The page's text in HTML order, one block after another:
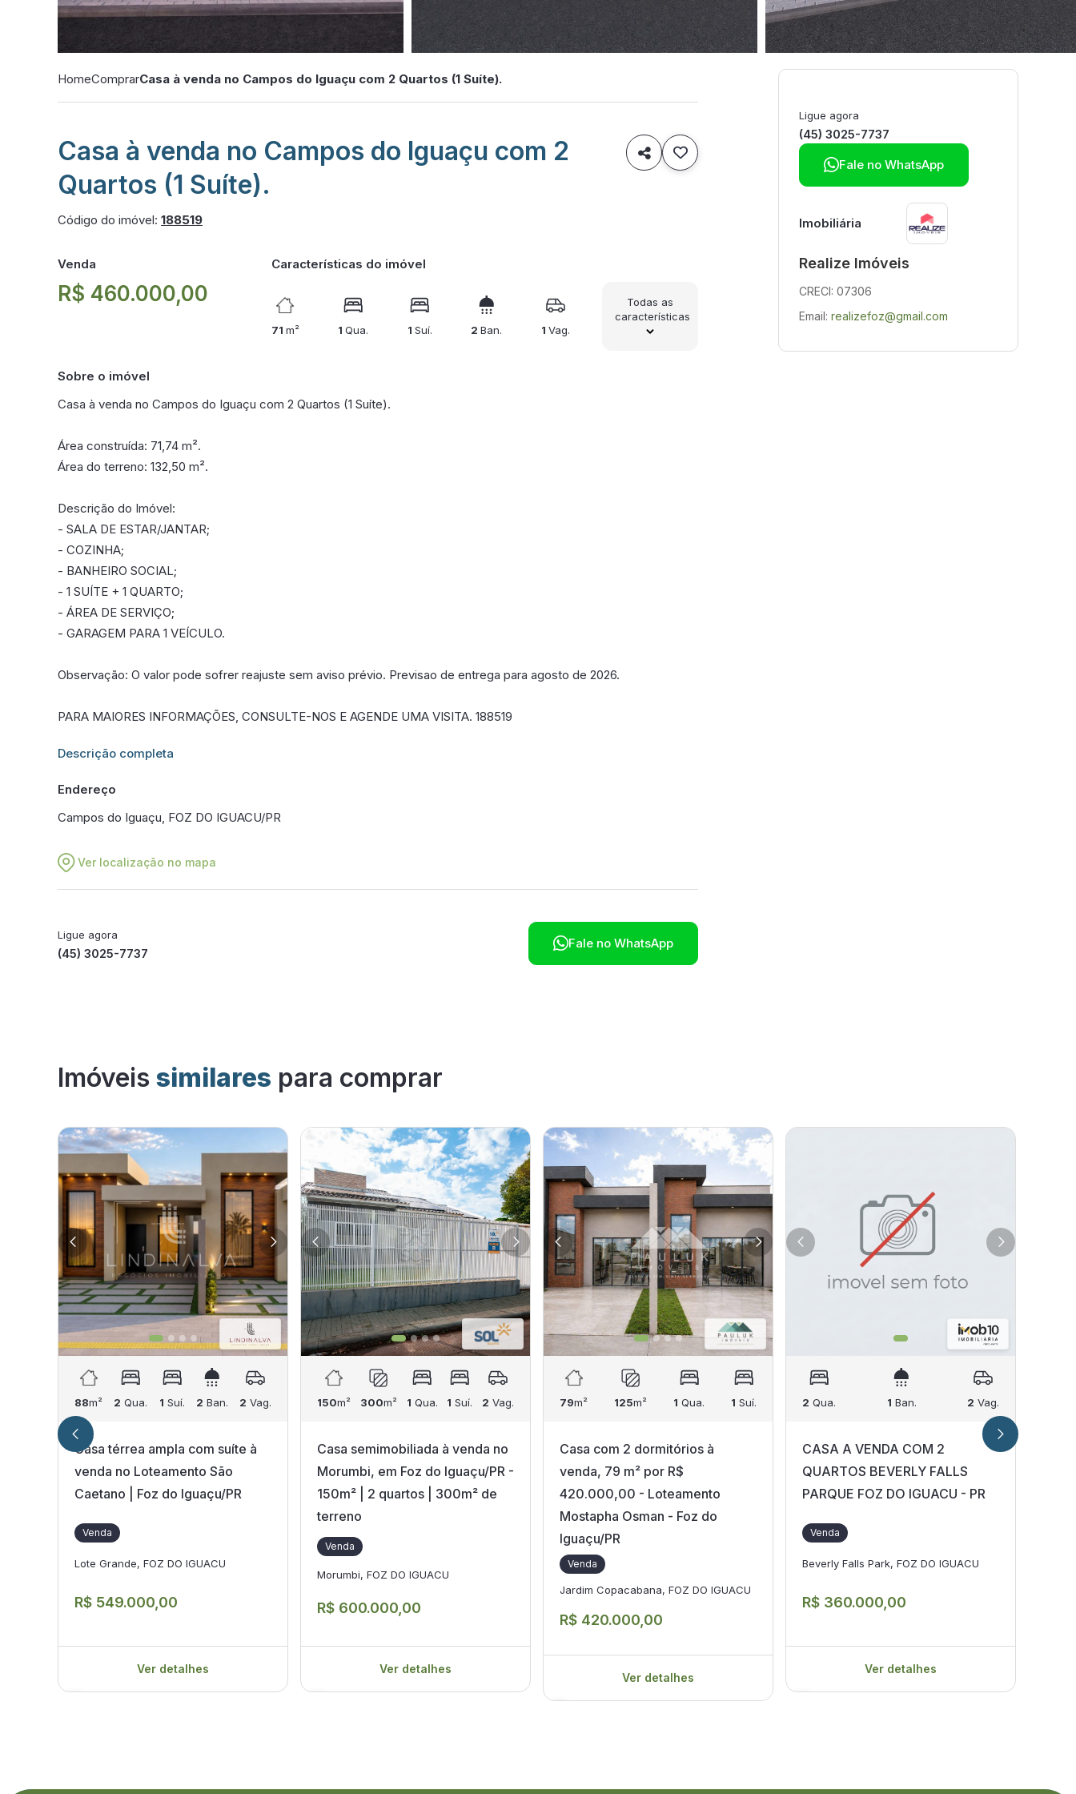
HomeComprarCasa à venda no Campos do Iguaçu com 2 Quartos (1 Suíte).
Casa à venda no Campos do Iguaçu com 2
Quartos (1 Suíte).

Código do imóvel: 188519
Venda
R$ 460.000,00
Características do imóvel
71 m² 1Qua. 1 Suí. 2Ban. 1 Vag.
Todas as
características
Sobre o imóvel
Casa à venda no Campos do Iguaçu com 2 Quartos (1 Suíte).
Área construída: 71,74 m².
Área do terreno: 132,50 m².
Descrição do Imóvel:
- SALA DE ESTAR/JANTAR;
- COZINHA;
- BANHEIRO SOCIAL;
- 1 SUÍTE + 1 QUARTO;
- ÁREA DE SERVIÇO;
- GARAGEM PARA 1 VEÍCULO.
Observação: O valor pode sofrer reajuste sem aviso prévio. Previsao de entrega para agosto de 2026.
PARA MAIORES INFORMAÇÕES, CONSULTE-NOS E AGENDE UMA VISITA. 188519
Informações adicionais sobre este imóvel estarão disponíveis em breve.
Descrição completa
Endereço
Campos do Iguaçu, FOZ DO IGUACU/PR
Ver localização no mapa
Ligue agora
(45) 3025-7737
Fale no WhatsApp
Ligue agora
(45) 3025-7737
Fale no WhatsApp
Imobiliária
Realize Imóveis
CRECI: 07306
Email: realizefoz@gmail.com
Imóveis similares para comprar
88m² 2 Qua. 1 Suí. 2 Ban. 2 Vag.
Casa térrea ampla com suíte à
venda no Loteamento São
Caetano | Foz do Iguaçu/PR
Venda
Lote Grande, FOZ DO IGUACU
R$ 549.000,00
Ver detalhes
150m² 300m² 1 Qua. 1 Suí. 2 Vag.
Casa semimobiliada à venda no
Morumbi, em Foz do Iguaçu/PR -
150m² | 2 quartos | 300m² de
terreno
Venda
Morumbi, FOZ DO IGUACU
R$ 600.000,00
Ver detalhes
79m² 125m² 1 Qua. 1 Suí.
Casa com 2 dormitórios à
venda, 79 m² por R$
420.000,00 - Loteamento
Mostapha Osman - Foz do
Iguaçu/PR
Venda
Jardim Copacabana, FOZ DO IGUACU
R$ 420.000,00
Ver detalhes
2 Qua. 1 Ban. 2 Vag.
CASA A VENDA COM 2
QUARTOS BEVERLY FALLS
PARQUE FOZ DO IGUACU - PR
Venda
Beverly Falls Park, FOZ DO IGUACU
R$ 360.000,00
Ver detalhes